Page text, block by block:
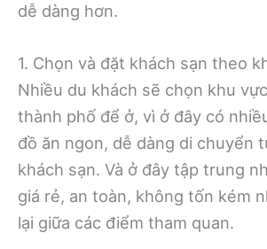
dễ dàng hơn.
1. Chọn và đặt khách sạn theo
Nhiều du khách sẽ chọn khu
thành phố để ở, vì ở đây có
đồ ăn ngon, dễ dàng di chuyển
khách sạn. Và ở đây tập trung
giá rẻ, an toàn, không tốn kém
lại giữa các điểm tham quan.